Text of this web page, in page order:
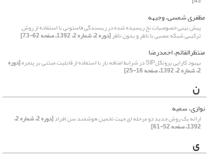
مظفری شمسی، وجیهه
پیش بینی خصوصیات نخ ریسیده شده در ریسندگی فاستونی با استفاده از روش
ترکیبی شبکه عصبی با ناظر و بدون ناظر[دوره 2، شماره 2، 1392، صفحه 62-73]
منتظرالقائم، احمدرضا
بهبود کارایی پروتکلSIP در شرایط اضافه بار با استفاده از قابلیت مبتنی بر پنجره [دوره
2، شماره 2، 1392، صفحه 16-25]
ن
نوازی، سمیه
ارائه یک روش جدید دو مرحله ای جهت تخمین هوشمند سن افراد [دوره 2، شماره 2،
1392، صفحه 52-61]
ی